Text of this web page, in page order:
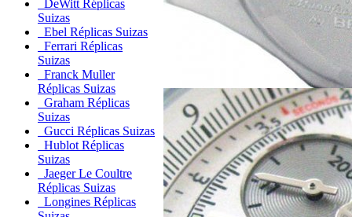
DeWitt Réplicas
Suizas
Ebel Réplicas Suizas
Ferrari Réplicas
Suizas
Franck Muller
Réplicas Suizas
Graham Réplicas
Suizas
Gucci Réplicas Suizas
Hublot Réplicas
Suizas
Jaeger Le Coultre
Réplicas Suizas
Longines Réplicas